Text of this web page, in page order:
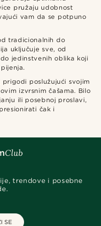
pružaju udobnost
vam da se potpuno
tradicionalnih do
uključuje sve, od
jedinstvenih oblika koji
poslužujući svojim
izvrsnim čašama. Bilo
ili posebnoj proslavi,
čak i
trendove i posebne
SE